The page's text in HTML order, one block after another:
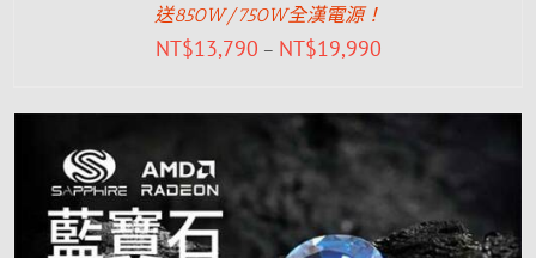
送850W/750W全漢電源！
NT$13,790 – NT$19,990